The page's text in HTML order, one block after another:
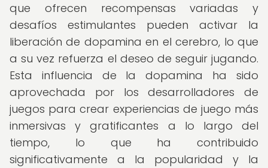
que ofrecen recompensas variadas y
desafíos estimulantes pueden activar la
liberación de dopamina en el cerebro, lo que
a su vez refuerza el deseo de seguir jugando.
Esta influencia de la dopamina ha sido
aprovechada por los desarrolladores de
juegos para crear experiencias de juego más
inmersivas y gratificantes a lo largo del
tiempo, lo que ha contribuido
significativamente a la popularidad y la